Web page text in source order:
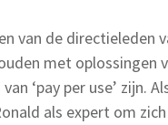
van de directieleden
met oplossingen
‘pay per use’ zijn.
als expert om